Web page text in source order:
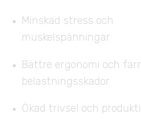
Minskad stress och
muskelspänningar
Bättre ergonomi och
belastningsskador
Ökad trivsel och